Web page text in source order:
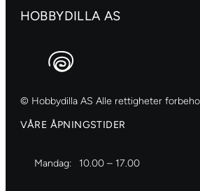
HOBBYDILLA AS
© Hobbydilla AS Alle rettigheter
VÅRE ÅPNINGSTIDER
Mandag: 10.00 – 17.00